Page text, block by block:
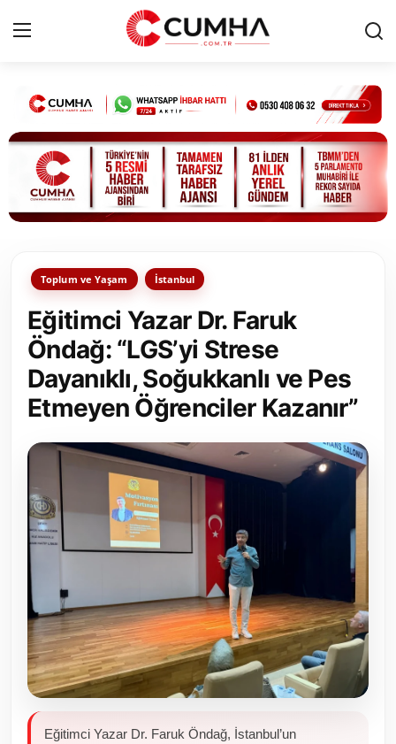
Kurumsal
Cumhurbaşkanlığı
Bakanlıklar
Siyasi Partiler
Yerel Yönetimler
Mülki İdare
Toplum ve Yaşam
Sivil Toplum Kuruluşları
Kamu Kurumları ve Üst Kurullar
Resmi Reklamlar
Toplum ve Yaşam İstanbul
Eğitimci Yazar Dr. Faruk
Öndağ: “LGS’yi Strese
Dayanıklı, Soğukkanlı ve Pes
Etmeyen Öğrenciler Kazanır”
Eğitimci Yazar Dr. Faruk Öndağ, İstanbul’un